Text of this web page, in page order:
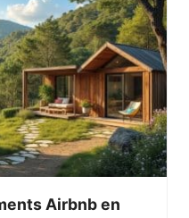
Airbnb en